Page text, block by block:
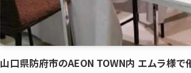
山口県防府市のAEON TOWN内 エムラ様で